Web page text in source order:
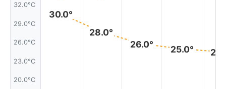
32.0°C
29.0°C
26.0°C
23.0°C
20.0°C
30.0°
28.0°
26.0° 25.0°